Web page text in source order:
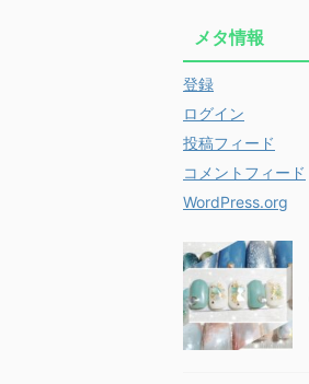
メタ情報
登録
ログイン
投稿フィード
コメントフィード
WordPress.org